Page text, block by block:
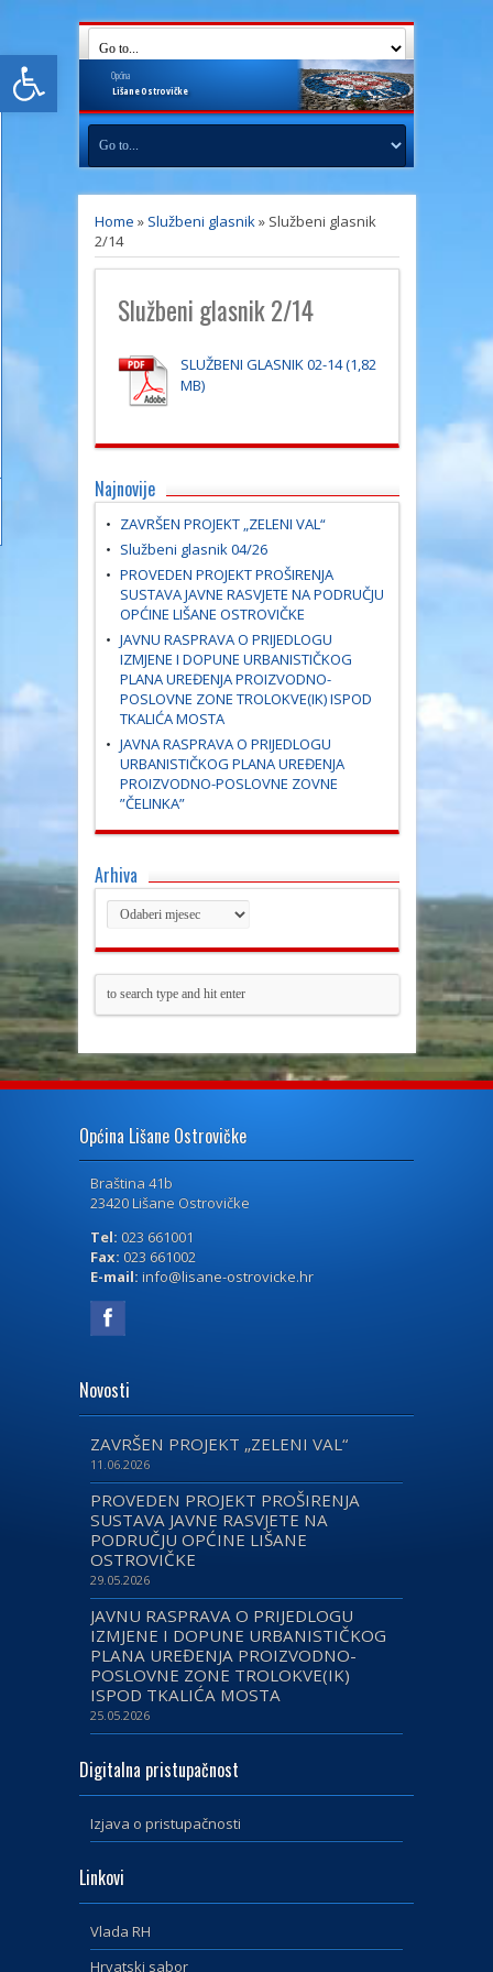
Open toolbar
LišaneOstrovičke
Općina
Home » Službeni glasnik» Službeni glasnik
2/14
Službeni glasnik 2/14
SLUŽBENI GLASNIK 02-14
Najnovije
ZAVRŠEN PROJEKT „ZELENI VAL“
Službeni glasnik 04/26
PROVEDEN PROJEKT PROŠIRENJA
SUSTAVA JAVNE RASVJETE NA PODRUČJU
OPĆINE LIŠANE OSTROVIČKE
JAVNU RASPRAVA O PRIJEDLOGU
IZMJENE I DOPUNE URBANISTIČKOG
PLANA UREĐENJA PROIZVODNO-
POSLOVNE ZONE TROLOKVE(IK) ISPOD
TKALIĆA MOSTA
JAVNA RASPRAVA O PRIJEDLOGU
URBANISTIČKOG PLANA UREĐENJA
PROIZVODNO-POSLOVNE ZOVNE
”ČELINKA”
Arhiva
Općina Lišane Ostrovičke
Braština 41b
23420 Lišane Ostrovičke
Tel: 023 661001
Fax: 023 661002
E-mail: info@lisane-ostrovicke.hr
Novosti
ZAVRŠEN PROJEKT „ZELENI VAL“
11.06.2026
PROVEDEN PROJEKT PROŠIRENJA
SUSTAVA JAVNE RASVJETE NA
PODRUČJU OPĆINE LIŠANE
OSTROVIČKE
29.05.2026
JAVNU RASPRAVA O PRIJEDLOGU
IZMJENE I DOPUNE URBANISTIČKOG
PLANA UREĐENJA PROIZVODNO-
POSLOVNE ZONE TROLOKVE(IK)
ISPOD TKALIĆA MOSTA
25.05.2026
Digitalna pristupačnost
Izjava o pristupačnosti
Linkovi
Vlada RH
Hrvatski sabor